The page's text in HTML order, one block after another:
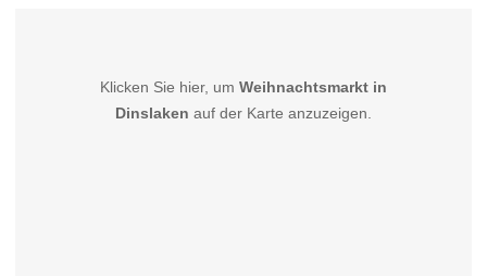
Klicken Sie hier, um Weihnachtsmarkt in
Dinslaken auf der Karte anzuzeigen.